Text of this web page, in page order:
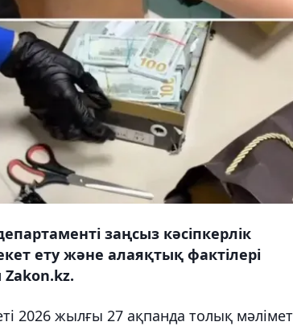
заңсыз кәсіпкерлік
ету және алаяқтық фактілері
2026 жылғы 27 ақпанда толық мәлімет